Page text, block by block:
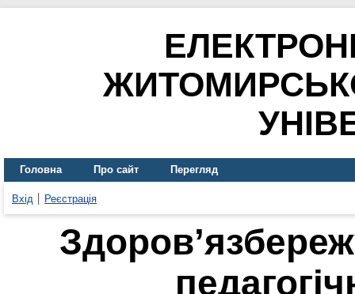
Головна Про сайт Перегляд
Вхід Реєстрація